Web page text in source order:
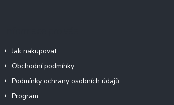
Jak nakupovat
Obchodní podmínky
Podmínky ochrany osobních údajů
Program